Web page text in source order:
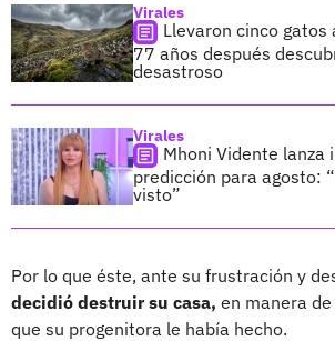
Virales
Llevaron cinco
77 años después
desastroso
Virales
Mhoni Vidente lanza
predicción para agosto:
visto”
Por lo que éste, ante su frustración y
decidió destruir su casa, en manera de
que su progenitora le había hecho.